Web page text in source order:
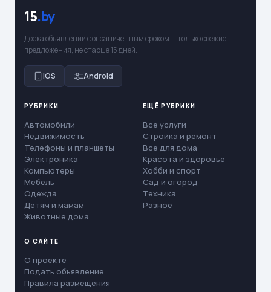
15.by
Доска объявлений с ограниченным сроком — только свежие
предложения, не старше 15 дней.
iOS Android
РУБРИКИ
Автомобили
Недвижимость
Телефоны и планшеты
Электроника
Компьютеры
Мебель
Одежда
Детям и мамам
Животные дома
ЕЩЁ РУБРИКИ
Все услуги
Стройка и ремонт
Все для дома
Красота и здоровье
Хобби и спорт
Сад и огород
Техника
Разное
О САЙТЕ
О проекте
Подать объявление
Правила размещения